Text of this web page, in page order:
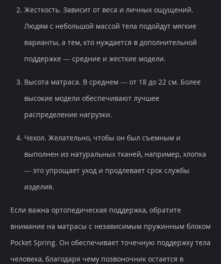
Жесткость. Зависит от веса и личных ощущений.
Людям с небольшой массой тела подойдут мягкие
варианты, а тем, кто нуждается в дополнительной
поддержке — средние и жесткие модели.
Высота матраса. В среднем — от 18 до 22 см. Более
высокие модели обеспечивают лучшее
распределение нагрузки.
Чехол. Желательно, чтобы он был съемным и
выполнен из натуральных тканей, например, хлопка
— это упрощает уход и продлевает срок службы
изделия.
Если важна ортопедическая поддержка, обратите
внимание на матрасы с независимым пружинным блоком
Pocket Spring. Он обеспечивает точечную поддержку тела
человека, благодаря чему позвоночник остается в